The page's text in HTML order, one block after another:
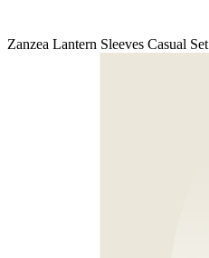
Zanzea Lantern Sleeves Casual Set